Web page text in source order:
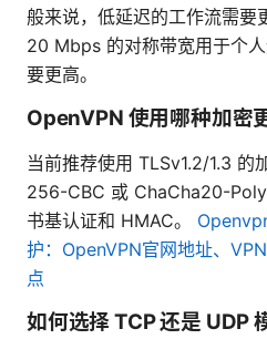
般来说，低延迟的工作流需要
20 Mbps 的对称带宽用于个
要更高。
OpenVPN 使用哪种加密
当前推荐使用 TLSv1.2/1.3 的
256-CBC 或 ChaCha20-
书基认证和 HMAC。
护：OpenVPN官网地址、
点
如何选择 TCP 还是 UDP